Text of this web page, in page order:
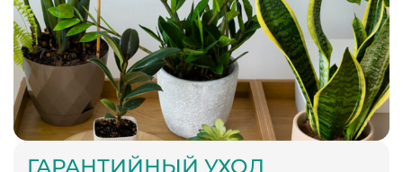
ГАРАНТИЙНЫЙ УХОД